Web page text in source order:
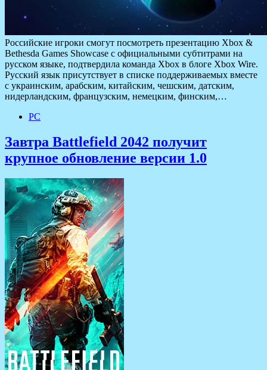
Российские игроки смогут посмотреть презентацию Xbox &
Bethesda Games Showcase с официальными субтитрами на
русском языке, подтвердила команда Xbox в блоге Xbox Wire.
Русский язык присутствует в списке поддерживаемых вместе
с украинским, арабским, китайским, чешским, датским,
нидерландским, французским, немецким, финским,…
PC
Завтра Battlefield 2042 получит
крупное обновление версии 1.0